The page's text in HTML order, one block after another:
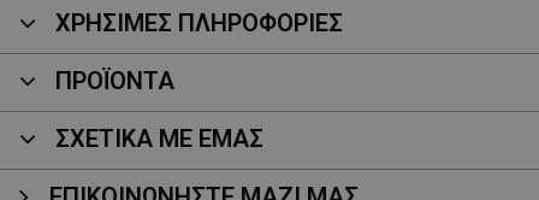
ΧΡΗΣΙΜΕΣ ΠΛΗΡΟΦΟΡΙΕΣ
ΠΡΟΪΌΝΤΑ
ΣΧΕΤΙΚΑ ΜΕ ΕΜΑΣ